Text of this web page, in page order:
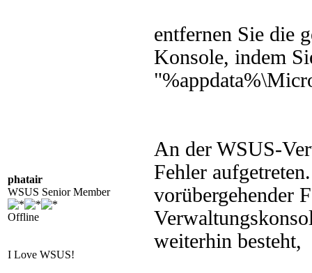
phatair
WSUS Senior Member
Offline
I Love WSUS!
entfernen Sie die
Konsole, indem
An der WSUS-
Fehler
vorübergehender
weiterhin besteht,